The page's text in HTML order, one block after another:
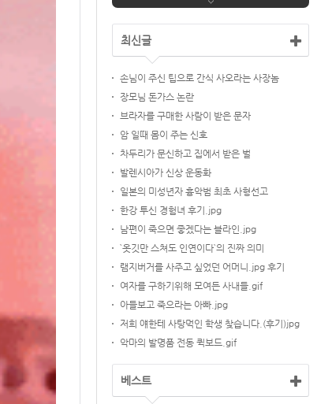
최신글
손님이 주신 팁으로 간식 사오라는 사장놈
장모님 돈가스 논란
브라자를 구매한 사람이 받은 문자
암 일때 몸이 주는 신호
차두리가 문신하고 집에서 받은 벌
발렌시아가 신상 운동화
일본의 미성년자 흉악범 최초 사형선고
한강 투신 경험녀 후기.jpg
남편이 죽으면 좋겠다는 블라인.jpg
`옷깃만 스쳐도 인연이다`의 진짜 의미
램지버거를 사주고 싶었던 어머니.jpg 후기
여자를 구하기위해 모여든 사내들.gif
아들보고 죽으라는 아빠.jpg
저희 얘한테 사탕먹인 학생 찾습니다.(후기)jpg
악마의 발명품 전동 퀵보드.gif
베스트